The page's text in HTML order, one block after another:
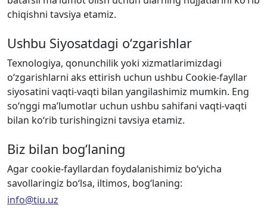
chiqishni tavsiya etamiz.
Ushbu Siyosatdagi oʻzgarishlar
Texnologiya, qonunchilik yoki xizmatlarimizdagi
oʻzgarishlarni aks ettirish uchun ushbu Cookie-fayllar
siyosatini vaqti-vaqti bilan yangilashimiz mumkin. Eng
soʻnggi maʼlumotlar uchun ushbu sahifani vaqti-vaqti
bilan koʻrib turishingizni tavsiya etamiz.
Biz bilan bogʻlaning
Agar cookie-fayllardan foydalanishimiz boʻyicha
savollaringiz boʻlsa, iltimos, bogʻlaning:
info@tiu.uz